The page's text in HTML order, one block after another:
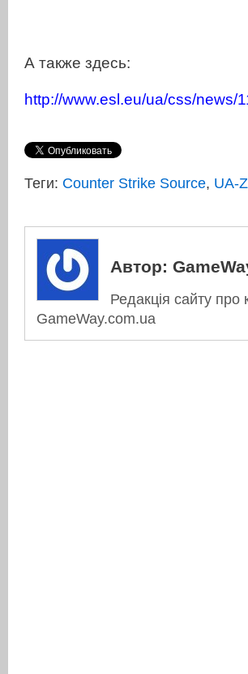
А также здесь:
http://www.esl.eu/ua/css/news/
Теги: Counter Strike Source, UA-
Автор:
Редакція сайту про
GameWay.com.ua